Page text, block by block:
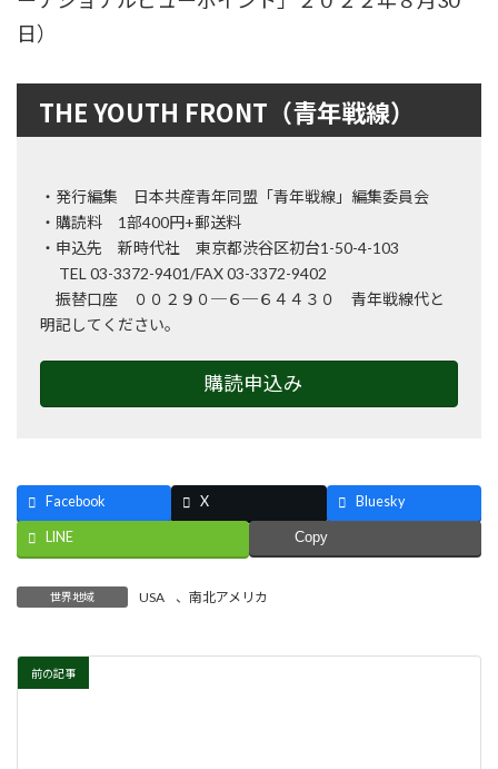
日）
THE YOUTH FRONT（青年戦線）
・発行編集 日本共産青年同盟「青年戦線」編集委員会
・購読料 1部400円+郵送料
・申込先 新時代社 東京都渋谷区初台1-50-4-103
TEL 03-3372-9401/FAX 03-3372-9402
振替口座 ００２９０─６─６４４３０ 青年戦線代と
明記してください。
購読申込み
Facebook X Bluesky
LINE Copy
世界地域 USA 、 南北アメリカ
前の記事